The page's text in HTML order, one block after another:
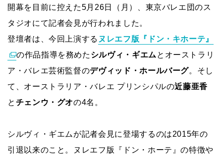
開幕を目前に控えた5月26日（月）、東京バレエ団のス
タジオにて記者会見が行われました。
登壇者は、今回上演する ヌレエフ版『ドン・キホーテ』
の作品指導を務めた シルヴィ・ギエム とオーストラリ
ア・バレエ芸術監督のデヴィッド・ホールバーグ。そし
て、オーストラリア・バレエ プリンシパルの近藤亜香
と チェンウ・グオの4名。
シルヴィ・ギエムが記者会見に登場するのは2015年の
引退以来のこと。ヌレエフ版『ドン・ホーテ』の特徴や